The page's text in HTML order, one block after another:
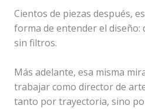
Cientos de piezas después,
forma de entender el diseño:
sin filtros.
Más adelante, esa misma
trabajar como director de
tanto por trayectoria, sino